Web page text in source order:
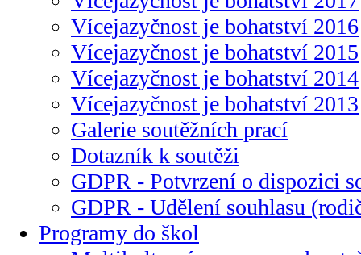
Vícejazyčnost je bohatství 2016
Vícejazyčnost je bohatství 2015
Vícejazyčnost je bohatství 2014
Vícejazyčnost je bohatství 2013
Galerie soutěžních prací
Dotazník k soutěži
GDPR - Potvrzení o dispozici
GDPR - Udělení souhlasu
Programy do škol